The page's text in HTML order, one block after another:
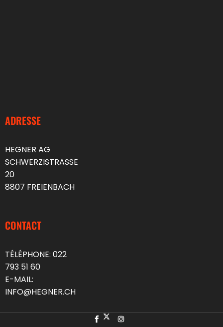
ADRESSE
HEGNER AG
SCHWERZISTRASSE
20
8807 FREIENBACH
CONTACT
TÉLÉPHONE: 022
793 51 60
E-MAIL:
INFO@HEGNER.CH